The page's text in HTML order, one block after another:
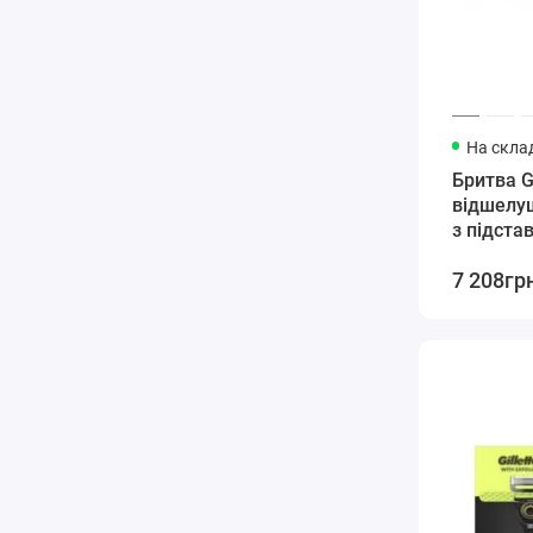
На
Бритва
з
7